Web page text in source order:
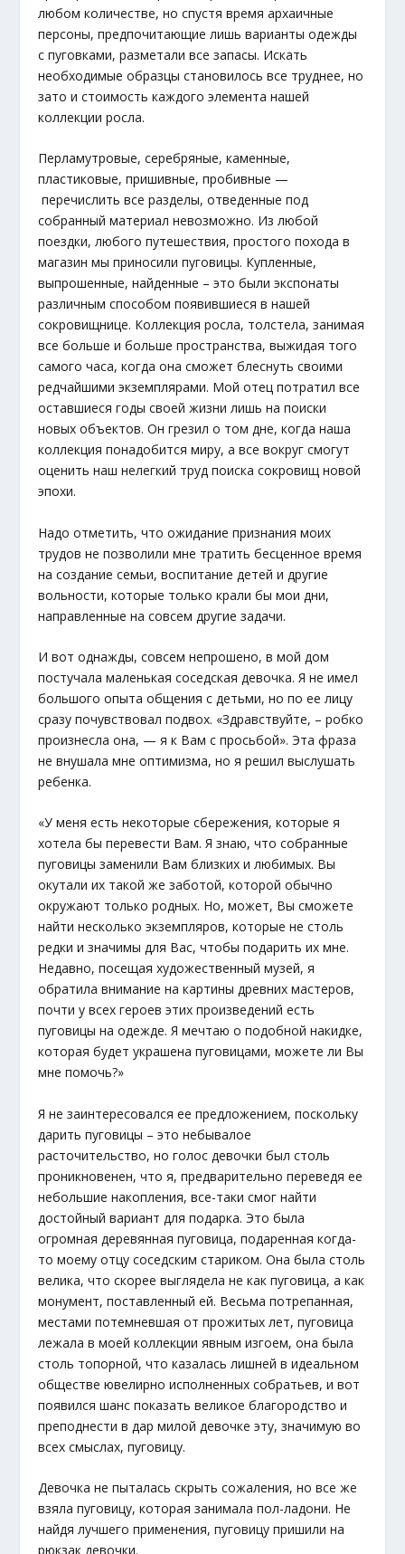
любом количестве, но спустя время архаичные
персоны, предпочитающие лишь варианты одежды
с пуговками, разметали все запасы. Искать
необходимые образцы становилось все труднее, но
зато и стоимость каждого элемента нашей
коллекции росла.
Перламутровые, серебряные, каменные,
пластиковые, пришивные, пробивные —
перечислить все разделы, отведенные под
собранный материал невозможно. Из любой
поездки, любого путешествия, простого похода в
магазин мы приносили пуговицы. Купленные,
выпрошенные, найденные – это были экспонаты
различным способом появившиеся в нашей
сокровищнице. Коллекция росла, толстела, занимая
все больше и больше пространства, выжидая того
самого часа, когда она сможет блеснуть своими
редчайшими экземплярами. Мой отец потратил все
оставшиеся годы своей жизни лишь на поиски
новых объектов. Он грезил о том дне, когда наша
коллекция понадобится миру, а все вокруг смогут
оценить наш нелегкий труд поиска сокровищ новой
эпохи.
Надо отметить, что ожидание признания моих
трудов не позволили мне тратить бесценное время
на создание семьи, воспитание детей и другие
вольности, которые только крали бы мои дни,
направленные на совсем другие задачи.
И вот однажды, совсем непрошено, в мой дом
постучала маленькая соседская девочка. Я не имел
большого опыта общения с детьми, но по ее лицу
сразу почувствовал подвох. «Здравствуйте, – робко
произнесла она, — я к Вам с просьбой». Эта фраза
не внушала мне оптимизма, но я решил выслушать
ребенка.
«У меня есть некоторые сбережения, которые я
хотела бы перевести Вам. Я знаю, что собранные
пуговицы заменили Вам близких и любимых. Вы
окутали их такой же заботой, которой обычно
окружают только родных. Но, может, Вы сможете
найти несколько экземпляров, которые не столь
редки и значимы для Вас, чтобы подарить их мне.
Недавно, посещая художественный музей, я
обратила внимание на картины древних мастеров,
почти у всех героев этих произведений есть
пуговицы на одежде. Я мечтаю о подобной накидке,
которая будет украшена пуговицами, можете ли Вы
мне помочь?»
Я не заинтересовался ее предложением, поскольку
дарить пуговицы – это небывалое
расточительство, но голос девочки был столь
проникновенен, что я, предварительно переведя ее
небольшие накопления, все-таки смог найти
достойный вариант для подарка. Это была
огромная деревянная пуговица, подаренная когда-
то моему отцу соседским стариком. Она была столь
велика, что скорее выглядела не как пуговица, а как
монумент, поставленный ей. Весьма потрепанная,
местами потемневшая от прожитых лет, пуговица
лежала в моей коллекции явным изгоем, она была
столь топорной, что казалась лишней в идеальном
обществе ювелирно исполненных собратьев, и вот
появился шанс показать великое благородство и
преподнести в дар милой девочке эту, значимую во
всех смыслах, пуговицу.
Девочка не пыталась скрыть сожаления, но все же
взяла пуговицу, которая занимала пол-ладони. Не
найдя лучшего применения, пуговицу пришили на
рюкзак девочки.